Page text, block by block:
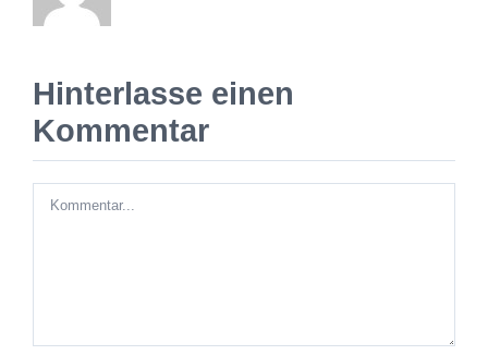
Hinterlasse einen
Kommentar
Kommentar